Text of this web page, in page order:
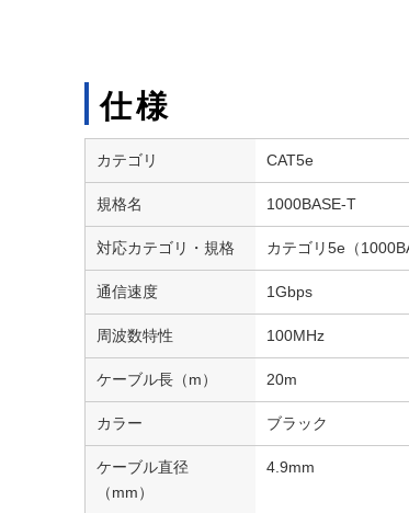
仕様
カテゴリ CAT5e
規格名 1000BASE-T
対応カテゴリ・規格 カテゴリ5e（
通信速度 1Gbps
周波数特性 100MHz
ケーブル長（m） 20m
カラー ブラック
ケーブル直径
（mm）
4.9mm